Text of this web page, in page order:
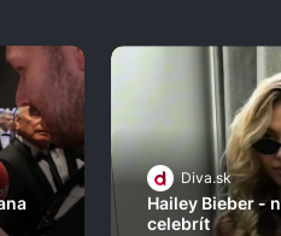
Diva.sk
Hailey Bieber -
celebrít